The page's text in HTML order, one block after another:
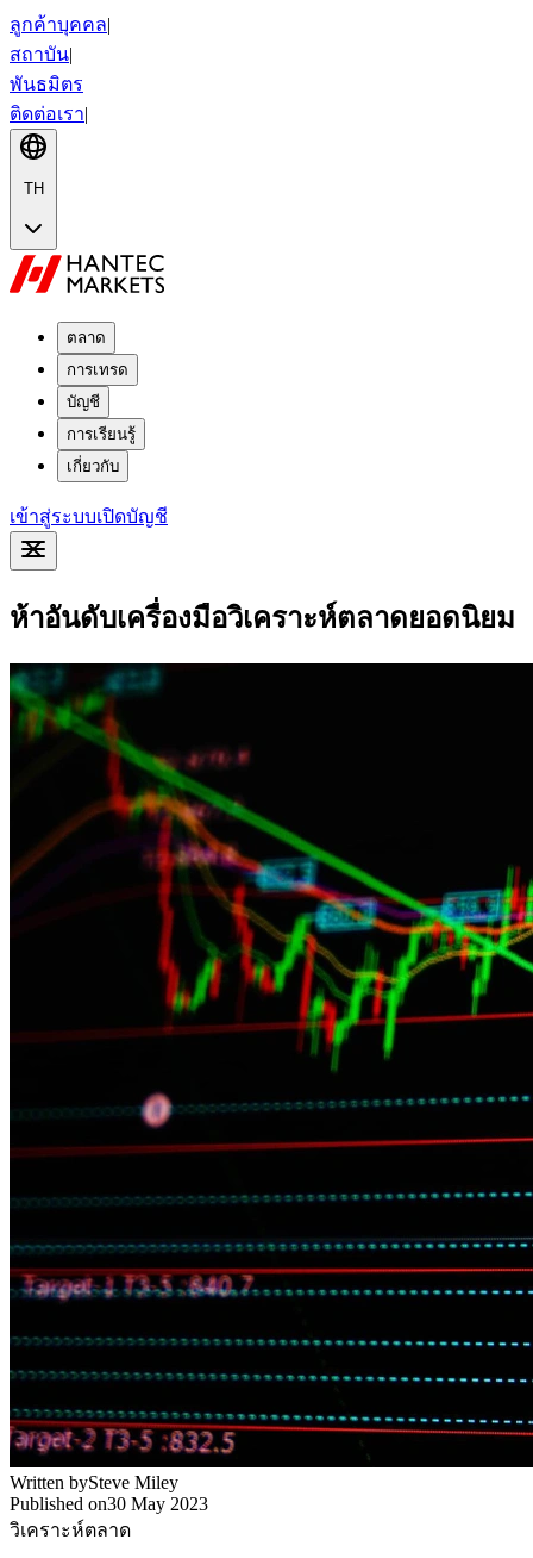
ลูกค้าบุคคล|
สถาบัน|
พันธมิตร
ติดต่อเรา|
TH
ตลาด
การเทรด
บัญชี
การเรียนรู้
เกี่ยวกับ
เข้าสู่ระบบเปิดบัญชี
ห้าอันดับเครื่องมือวิเคราะห์ตลาดยอดนิยม
Written bySteve Miley
Published on30 May 2023
วิเคราะห์ตลาด